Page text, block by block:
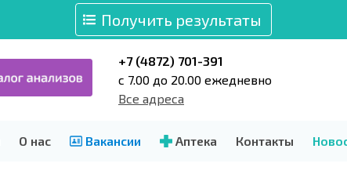
Получить результаты
+7 (4872) 701-391
c 7.00 до 20.00 ежедневно
Все адреса
О нас Вакансии Аптека Контакты